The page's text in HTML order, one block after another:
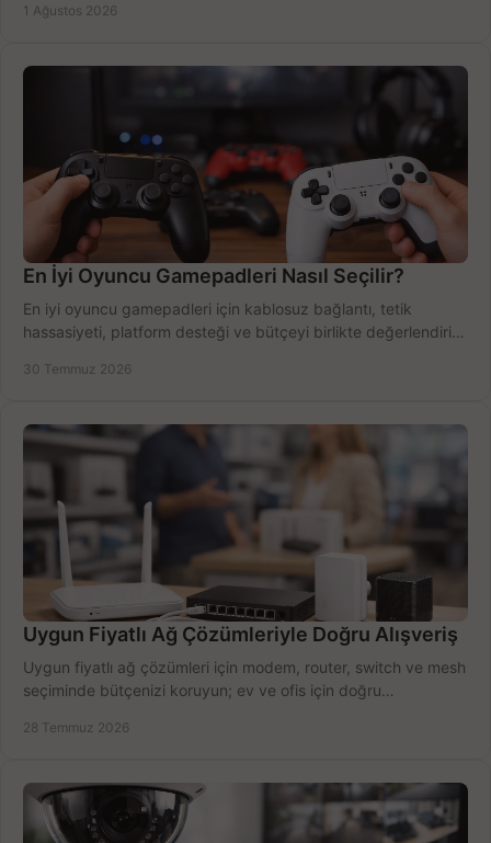
1 Ağustos 2026
En İyi Oyuncu Gamepadleri Nasıl Seçilir?
En iyi oyuncu gamepadleri için kablosuz bağlantı, tetik
hassasiyeti, platform desteği ve bütçeyi birlikte değerlendirin;
30 Temmuz 2026
Uygun Fiyatlı Ağ Çözümleriyle Doğru Alışveriş
Uygun fiyatlı ağ çözümleri için modem, router, switch ve mesh
seçiminde bütçenizi koruyun; ev ve ofis için doğru
28 Temmuz 2026